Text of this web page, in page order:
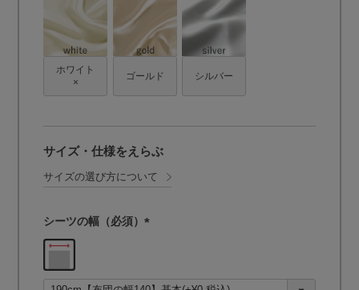
ホワイト
×
ゴールド シルバー
サイズ・仕様をえらぶ
サイズの選び方について
シーツの幅（必須）
須